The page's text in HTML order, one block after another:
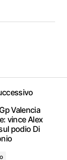
Valencia
vince Alex
podio Di